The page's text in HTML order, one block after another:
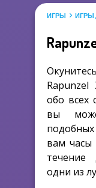
ИГРЫ ИГРЫ
Rapunzel
обо всех
вы
вам часы
течение
одни из